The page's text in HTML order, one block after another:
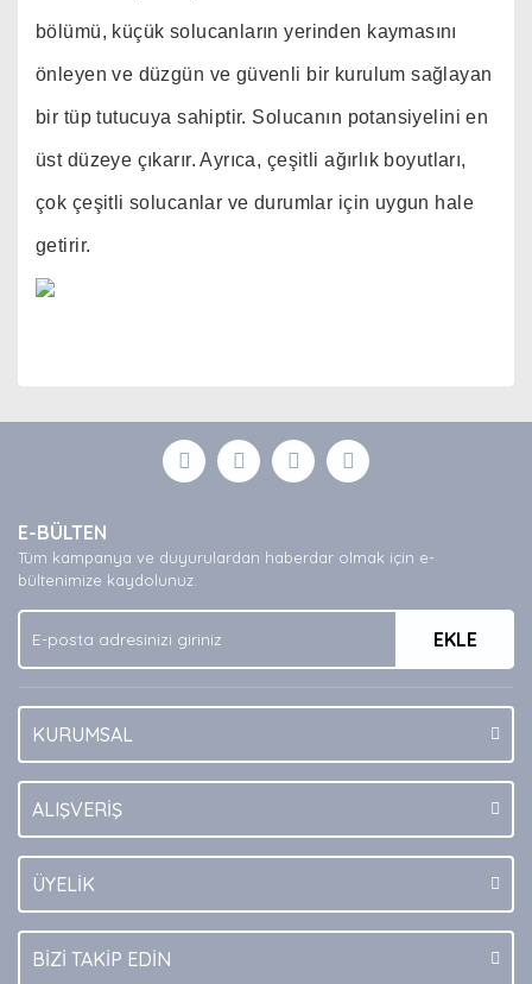
bölümü, küçük solucanların yerinden kaymasını
önleyen ve düzgün ve güvenli bir kurulum sağlayan
bir tüp tutucuya sahiptir. Solucanın potansiyelini en
üst düzeye çıkarır. Ayrıca, çeşitli ağırlık boyutları,
çok çeşitli solucanlar ve durumlar için uygun hale
getirir.
Yorum Yaz
formunu kullanarak tarafımıza iletebilirsiniz.
Görüş ve önerileriniz için teşekkür ederiz.
Ürün açıklamasında eksik bilgiler bulunuyor.
Ürün bilgilerinde hatalar bulunuyor.
Bu ürüne benzer farklı alternatifler olmalı.
E-BÜLTEN
Tüm kampanya ve duyurulardan haberdar olmak için e-
bültenimize kaydolunuz.
EKLE
KURUMSAL
ALIŞVERİŞ
ÜYELİK
BİZİ TAKİP EDİN